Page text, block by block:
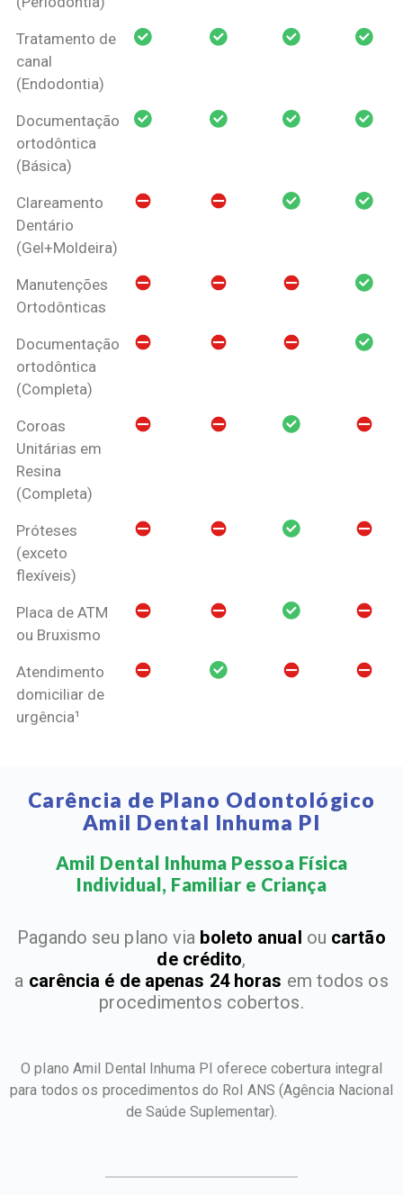
Tratamento de
canal
(Endodontia)
Documentação
ortodôntica
(Básica)
Clareamento
Dentário
(Gel+Moldeira)
Manutenções
Ortodônticas
Documentação
ortodôntica
(Completa)
Coroas
Unitárias em
Resina
(Completa)
Próteses
(exceto
flexíveis)
Placa de ATM
ou Bruxismo
Atendimento
domiciliar de
urgência¹
Carência de Plano Odontológico
Amil Dental Inhuma PI
Amil Dental Inhuma Pessoa Física
Individual, Familiar e Criança​
Pagando seu plano via boleto anual ou cartão
de crédito,
a carência é de apenas 24 horas em todos os
procedimentos cobertos.
O plano Amil Dental Inhuma PI oferece cobertura integral
para todos os procedimentos do Rol ANS(Agência Nacional
de Saúde Suplementar).